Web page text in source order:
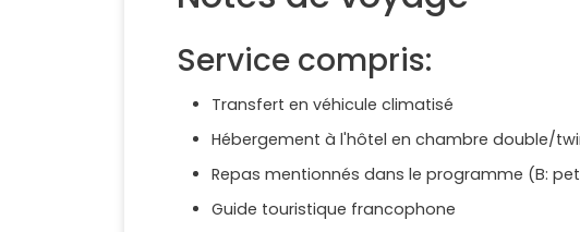
Service compris:
Transfert en véhicule climatisé
Hébergement à l'hôtel en chambre double/
Repas mentionnés dans le programme (B:
Guide touristique francophone